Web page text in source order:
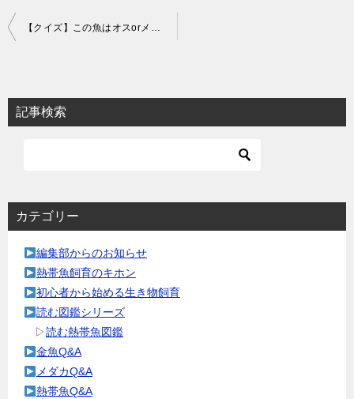
投
ビ
ゲ
ョ
ン
【クイズ】この魚はオスorメス？
記事検索
カテゴリー
編集部からのお知らせ
熱帯魚飼育のキホン
初心者から始める生き物飼育
読む図鑑シリーズ
▷読む熱帯魚図鑑
金魚Q&A
メダカQ&A
熱帯魚Q&A